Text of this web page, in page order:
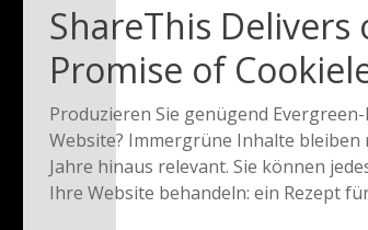
ShareThis Delivers
Promise of
Solutions
Produzieren Sie genügend
Website? Immergrüne Inhalte bleiben
Jahre hinaus relevant. Sie können
Ihre Website behandeln: ein Rezept